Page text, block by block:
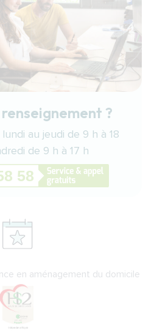
?
au jeudi de 9 h à 18
de 9 h à 17 h
en aménagement du domicile